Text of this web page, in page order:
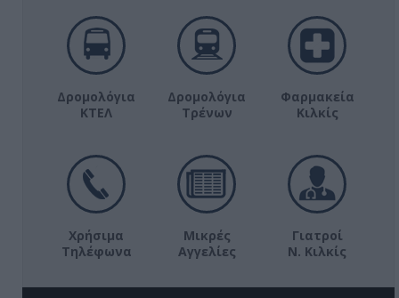
Δρομολόγια
ΚΤΕΛ
Δρομολόγια
Τρένων
Φαρμακεία
Κιλκίς
Χρήσιμα
Τηλέφωνα
Μικρές
Αγγελίες
Γιατροί
Ν. Κιλκίς